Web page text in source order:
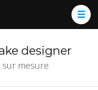
designer
sur mesure